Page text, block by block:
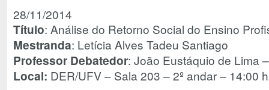
28/11/2014
Título: Análise do Retorno Social do Ensino
Mestranda: Letícia Alves Tadeu Santiago
Professor Debatedor: João Eustáquio de Lima
Local: DER/UFV – Sala 203 – 2º andar – 14:00